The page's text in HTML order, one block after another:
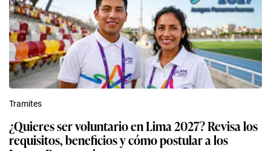
Tramites
¿Quieres ser voluntario en Lima 2027? Revisa los
requisitos, beneficios y cómo postular a los